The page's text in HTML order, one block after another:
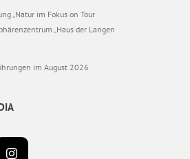
„Natur im Fokus on Tour
„Haus der Langen
im August 2026